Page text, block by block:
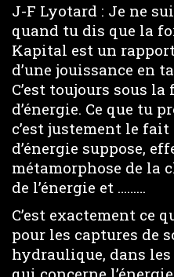
J-F Lyotard : Je ne
quand tu dis que la
Kapital est un
d’une jouissance en
C’est toujours sous la
d’énergie. Ce que tu
c’est justement le
d’énergie suppose,
métamorphose de la
de l’énergie et ………
C’est exactement ce
pour les captures de
hydraulique, dans les
qui concerne